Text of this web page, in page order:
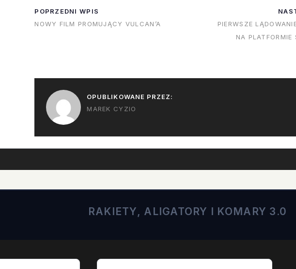
konieczność wymiany
satelity na nowy co 5 lat,
kwietniu mają
dwa Atlas V i
64. Udało się
POPRZEDNI WPIS
NOWY FILM PROMUJĄCY VULCAN’A
PIERWSZE
NA PLATFORMIE
OPUBLIKOWANE PRZEZ:
MAREK CYZIO
RAKIETY, ALIGATORY I KOMARY 3.0